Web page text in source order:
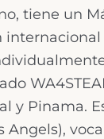
tiene un
y Pinama.
Angels),